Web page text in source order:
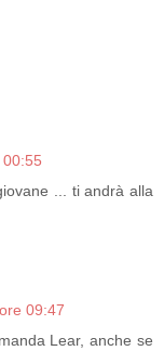
... ti andrà alla
09:47
Lear, anche se